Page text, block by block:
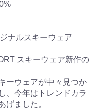
ナルスキーウェア
スキーウェア新作の
ーウェアが中々見つか
、今年はトレンドカラ
げました。